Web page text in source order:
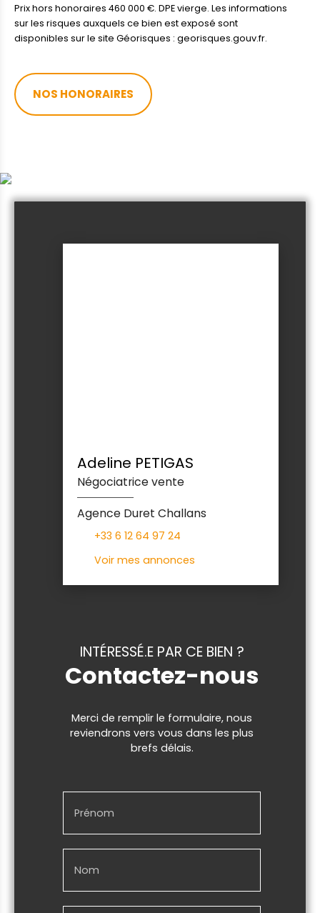
Prix hors honoraires 460 000 €. DPE vierge. Les informations
sur les risques auxquels ce bien est exposé sont
disponibles sur le site Géorisques : georisques.gouv.fr.
NOS HONORAIRES
Adeline PETIGAS
Négociatrice vente
Agence Duret Challans
+33 6 12 64 97 24
Voir mes annonces
INTÉRESSÉ.E PAR CE BIEN ?
Contactez-nous
Merci de remplir le formulaire, nous
reviendrons vers vous dans les plus
brefs délais.
Prénom
Nom